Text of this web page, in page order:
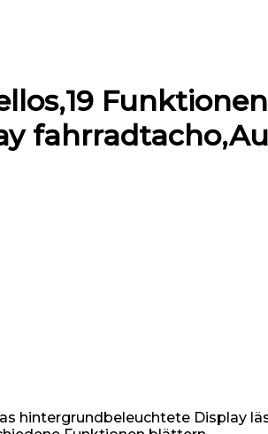
hintergrundbeleuchtete Display